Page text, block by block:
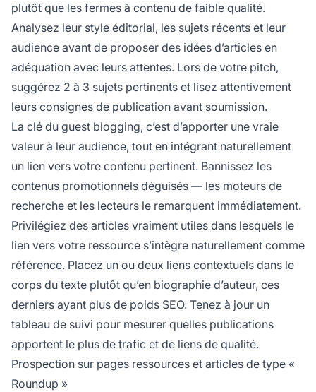
plutôt que les fermes à contenu de faible qualité.
Analysez leur style éditorial, les sujets récents et leur
audience avant de proposer des idées d’articles en
adéquation avec leurs attentes. Lors de votre pitch,
suggérez 2 à 3 sujets pertinents et lisez attentivement
leurs consignes de publication avant soumission.
La clé du guest blogging, c’est d’apporter une vraie
valeur à leur audience, tout en intégrant naturellement
un lien vers votre contenu pertinent. Bannissez les
contenus promotionnels déguisés — les moteurs de
recherche et les lecteurs le remarquent immédiatement.
Privilégiez des articles vraiment utiles dans lesquels le
lien vers votre ressource s’intègre naturellement comme
référence. Placez un ou deux liens contextuels dans le
corps du texte plutôt qu’en biographie d’auteur, ces
derniers ayant plus de poids SEO. Tenez à jour un
tableau de suivi pour mesurer quelles publications
apportent le plus de trafic et de liens de qualité.
Prospection sur pages ressources et articles de type «
Roundup »